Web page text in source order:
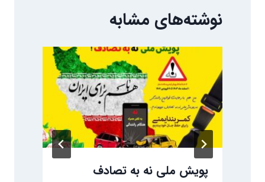
نوشته‌های مشابه
پویش ملی نه به تصادف